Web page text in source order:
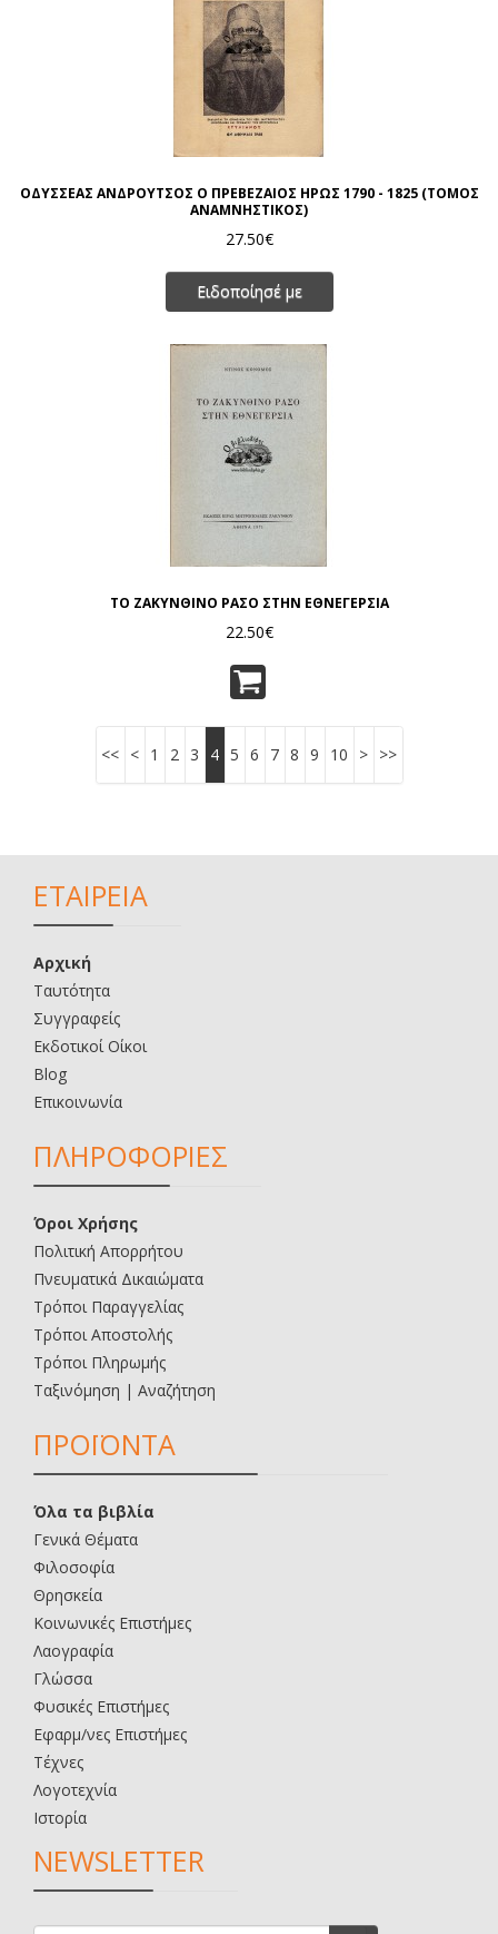
ΟΔΥΣΣΕΑΣ ΑΝΔΡΟΥΤΣΟΣ Ο ΠΡΕΒΕΖΑΙΟΣ ΗΡΩΣ 1790 - 1825 (ΤΟΜΟΣ
ΑΝΑΜΝΗΣΤΙΚΟΣ)
27.50€
Ειδοποίησέ με
ΤΟ ΖΑΚΥΝΘΙΝΟ ΡΑΣΟ ΣΤΗΝ ΕΘΝΕΓΕΡΣΙΑ
22.50€
<< < 1 2 3 4 5 6 7 8 9 10 > >>
ΕΤΑΙΡΕΙΑ
Αρχική
Ταυτότητα
Συγγραφείς
Εκδοτικοί Οίκοι
Blog
Επικοινωνία
ΠΛΗΡΟΦΟΡΙΕΣ
Όροι Χρήσης
Πολιτική Απορρήτου
Πνευματικά Δικαιώματα
Τρόποι Παραγγελίας
Τρόποι Αποστολής
Τρόποι Πληρωμής
Ταξινόμηση | Αναζήτηση
ΠΡΟΪΟΝΤΑ
Όλα τα βιβλία
Γενικά Θέματα
Φιλοσοφία
Θρησκεία
Κοινωνικές Επιστήμες
Λαογραφία
Γλώσσα
Φυσικές Επιστήμες
Εφαρμ/νες Επιστήμες
Τέχνες
Λογοτεχνία
Ιστορία
NEWSLETTER